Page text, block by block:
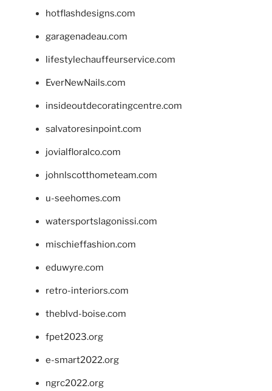
hotflashdesigns.com
garagenadeau.com
lifestylechauffeurservice.com
EverNewNails.com
insideoutdecoratingcentre.com
salvatoresinpoint.com
jovialfloralco.com
johnlscotthometeam.com
u-seehomes.com
watersportslagonissi.com
mischieffashion.com
eduwyre.com
retro-interiors.com
theblvd-boise.com
fpet2023.org
e-smart2022.org
ngrc2022.org